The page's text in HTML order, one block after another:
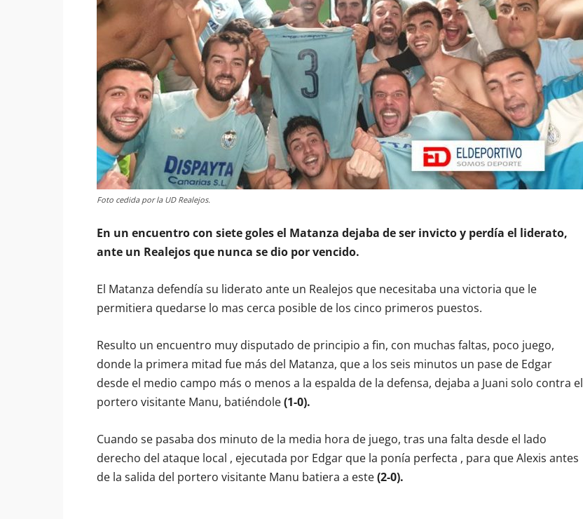
Foto cedida por la UD Realejos.
En un encuentro con siete goles el Matanza dejaba de ser invicto y perdía el liderato,
ante un Realejos que nunca se dio por vencido.
El Matanza defendía su liderato ante un Realejos que necesitaba una victoria que le
permitiera quedarse lo mas cerca posible de los cinco primeros puestos.
Resulto un encuentro muy disputado de principio a fin, con muchas faltas, poco juego,
donde la primera mitad fue más del Matanza, que a los seis minutos un pase de Edgar
desde el medio campo más o menos a la espalda de la defensa, dejaba a Juani solo contra el
portero visitante Manu, batiéndole(1-0).
Cuando se pasaba dos minuto de la media hora de juego, tras una falta desde el lado
derecho del ataque local , ejecutada por Edgar que la ponía perfecta , para que Alexis antes
de la salida del portero visitante Manu batiera a este(2-0).